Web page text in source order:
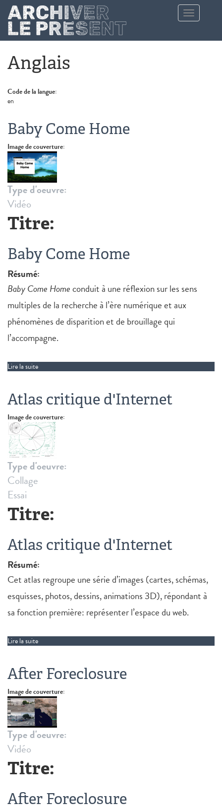
Aller au contenu principal
Toggle
navigation
Anglais
Code de la langue:
en
Baby Come Home
Image de couverture:
Type d'oeuvre:
Vidéo
Titre:
Baby Come Home
Résumé:
Baby Come Homeconduit à une réflexion sur les sens
multiples de la recherche à l’ère numérique et aux
phénomènes de disparition et de brouillage qui
l’accompagne.
Lire la suite
Atlas critique d'Internet
Image de couverture:
Type d'oeuvre:
Collage
Essai
Titre:
Atlas critique d'Internet
Résumé:
Cet atlas regroupe une série d’images (cartes, schémas,
esquisses, photos, dessins, animations 3D), répondant à
sa fonction première: représenter l’espace du web.
Lire la suite
After Foreclosure
Image de couverture:
Type d'oeuvre:
Vidéo
Titre:
After Foreclosure